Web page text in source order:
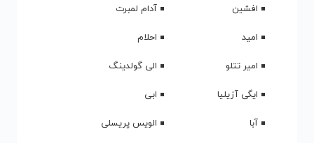
افشین
آدام لمبرت
امید
احلام
امیر تتلو
الی گولدینگ
ایگی آزیلیا
ابی
آبا
الویس پریسلی